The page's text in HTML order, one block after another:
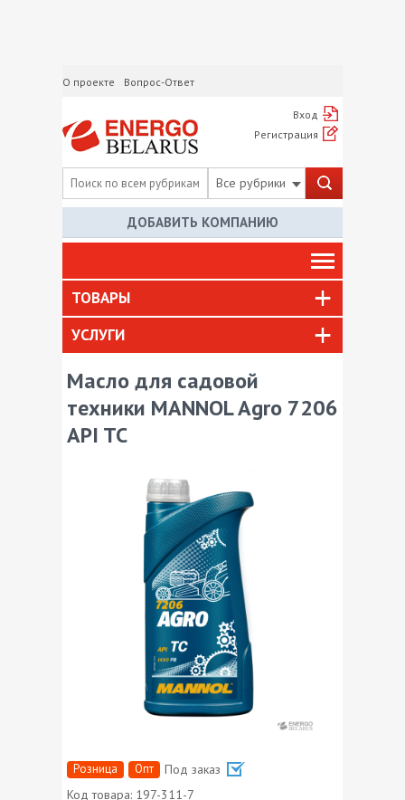
О проекте Вопрос-Ответ
Вход
Регистрация
Все рубрики
ДОБАВИТЬ КОМПАНИЮ
ТОВАРЫ
УСЛУГИ
Масло для садовой
техники MANNOL Agro 7206
API TC
Розница Опт
Под заказ
Код товара: 197-311-7